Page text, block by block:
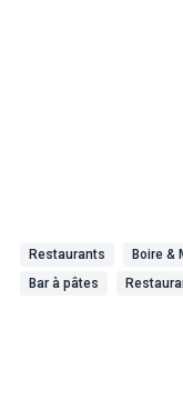
Restaurants Boire &
Bar à pâtes